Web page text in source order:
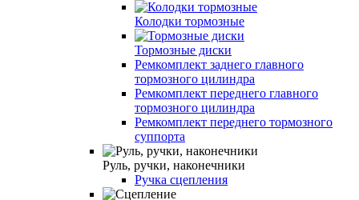
Колодки тормозные
Тормозные диски
Ремкомплект заднего главного
тормозного цилиндра
Ремкомплект переднего главного
тормозного цилиндра
Ремкомплект переднего тормозного
суппорта
Руль, ручки, наконечники
Ручка сцепления